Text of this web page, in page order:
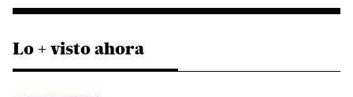
Lo + visto ahora